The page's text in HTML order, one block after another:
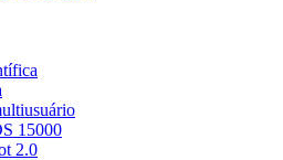
15000
2.0